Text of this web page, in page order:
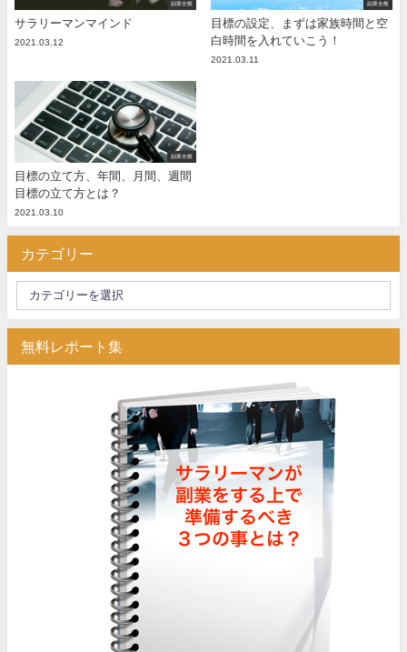
副業全般
サラリーマンマインド
2021.03.12
副業全般
目標の設定、まずは家族時間と空
白時間を入れていこう！
2021.03.11
副業全般
目標の立て方、年間、月間、週間
目標の立て方とは？
2021.03.10
カテゴリー
無料レポート集